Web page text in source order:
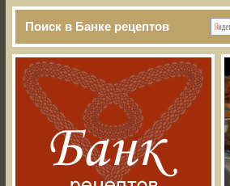
Поиск в Банке рецептов